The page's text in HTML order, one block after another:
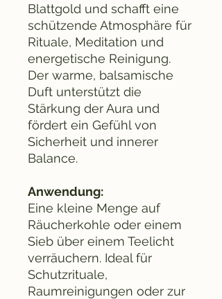
Blattgold und schafft eine
schützende Atmosphäre für
Rituale, Meditation und
energetische Reinigung.
Der warme, balsamische
Duft unterstützt die
Stärkung der Aura und
fördert ein Gefühl von
Sicherheit und innerer
Balance.​
Anwendung:
Eine kleine Menge auf
Räucherkohle oder einem
Sieb über einem Teelicht
verräuchern. Ideal für
Schutzrituale,
Raumreinigungen oder zur